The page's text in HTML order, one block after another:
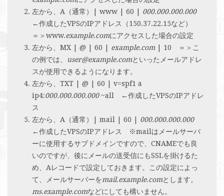
左から、A（通常）| www | 60 | 000.000.000.000
←作成したVPSのIPアドレス（150.37.22.15など）
＝＞www.example.comにアクセスした場合の設定
左から、MX | @ | 60 | example.com | 10 ＝＞こ
の例では、
user@example.comといったメールアドレ
スが使用できるようになります。
左から、TXT | @ | 60 | v=spf1 a
ip4:000.000.000.000~all ←作成したVPSのIPアドレ
ス
左から、A（通常）| mail | 60 | 000.000.000.000
←作成したVPSのIPアドレス ※mailはメールサーバ
ーに使用するサブドメインですので、CNAMEでも良
いのですが、後にメールの送受信にもSSLを掛けるた
め、Aレコードで設定しておきます。この設定によっ
て、メールサーバーをmail.example.comとします。
ms.example.comなどにしても構いません。